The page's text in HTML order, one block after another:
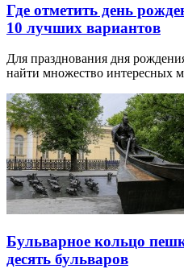
Где отметить день
10 лучших вариантов
Для празднования дня
найти множество интересных
Бульварное кольцо
десять бульваров